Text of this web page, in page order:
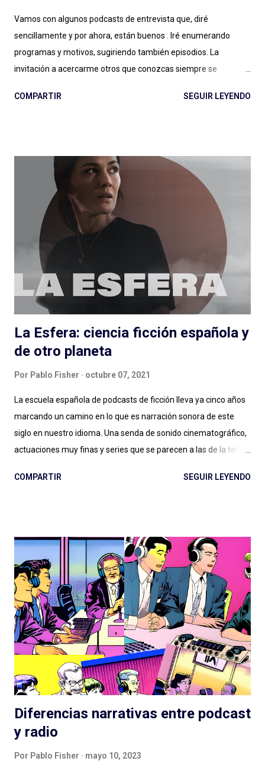
Vamos con algunos podcasts de entrevista que, diré
sencillamente y por ahora, están buenos . Iré enumerando
programas y motivos, sugiriendo también episodios. La
invitación a acercarme otros que conozcas siempre se
se puede llegar a un podcast por la persona entrevistada, por
entrevista con dos hosts que hablan mucho puede salir bien? Si
escuchan, si preguntan, hacen reír, hacen pensar y logran
meter en zona sillón a todas las personas que pasan por el
ciclo, funciona muy bien lo que hacen Alejandro Cardona y
Sebastián Rojas en este podcast que parece de conversación
pero (por suerte) no lo es. Muchos minutos de entrevista
condensados en alrededor de una hora (y monedas) con
personas que podés conocer de una cosa y nos hablan de otra,
de una muy...
COMPARTIR SEGUIR LEYENDO
La Esfera: ciencia ficción española y
de otro planeta
Por Pablo Fisher octubre 07, 2021
La escuela española de podcasts de ficción lleva ya cinco años
marcando un camino en lo que es narración sonora de este
siglo en nuestro idioma. Una senda de sonido cinematográfico,
actuaciones muy finas y series que se parecen a las de la tele
Apagón en adelante. Ese nivel presupuestario, esa dedicación
del viejo radioteatro. En ese rumbo, La Esfera es la gran
superproducción que entregó Podium Podcast este año, con
una historia (nuevamente) de ciencia ficción que retoma un
tema clásico del género: los OVNIs, la presencia extraterrestre
en nuestro planeta, las conspiraciones gubernamentales y "The
truth is out there" . Tan marcada es la influencia de X-Files en
este podcast que hasta lo celebran con la inclusión de la
COMPARTIR SEGUIR LEYENDO
Diferencias narrativas entre podcast
y radio
Por Pablo Fisher mayo 10, 2023